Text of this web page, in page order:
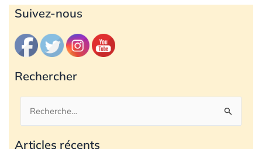
Suivez-nous
Rechercher
Rechercher :
Articles récents
Archives